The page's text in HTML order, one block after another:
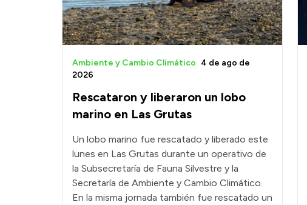
Rescataron y liberaron un lobo
marino en Las Grutas
Ambiente y Cambio Climático 4 de ago de
2026
Un lobo marino fue rescatado y liberado este
lunes en Las Grutas durante un operativo de
la Subsecretaría de Fauna Silvestre y la
Secretaría de Ambiente y Cambio Climático.
En la misma jornada también fue rescatado un